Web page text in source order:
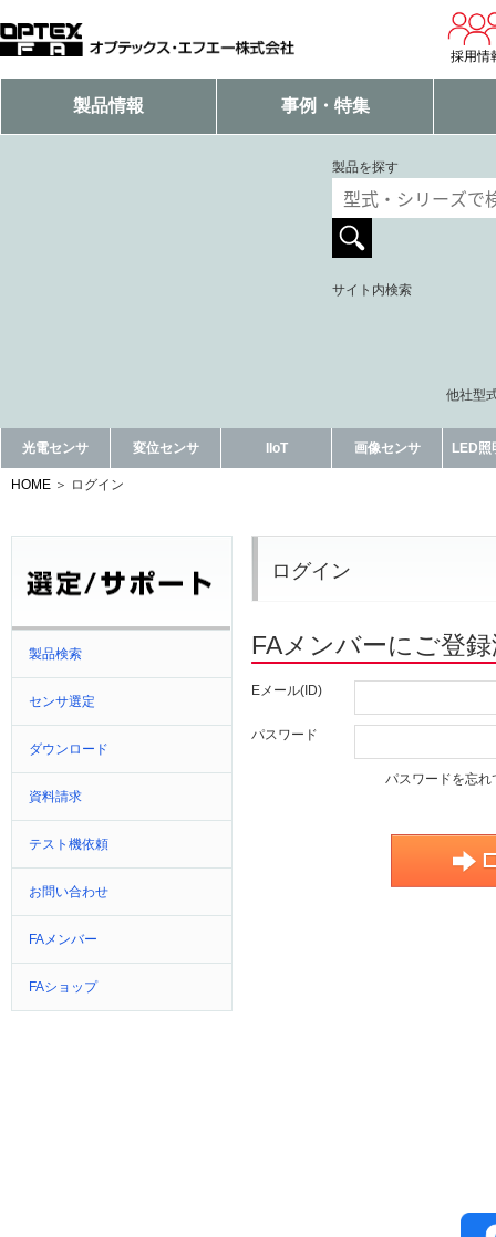
採用情
製品情報 事例・特集
製品を探す
サイト内検索
他社型
光電センサ 変位センサ IIoT 画像センサ LED照
HOME ログイン
製品検索
センサ選定
ダウンロード
資料請求
テスト機依頼
お問い合わせ
FAメンバー
FAショップ
ログイン
FAメンバーにご登
Eメール(ID)
パスワード
パスワードを忘れ